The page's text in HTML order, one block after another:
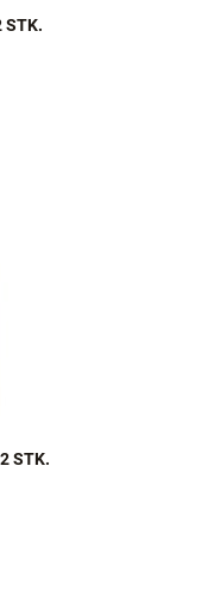
STK.
STK.